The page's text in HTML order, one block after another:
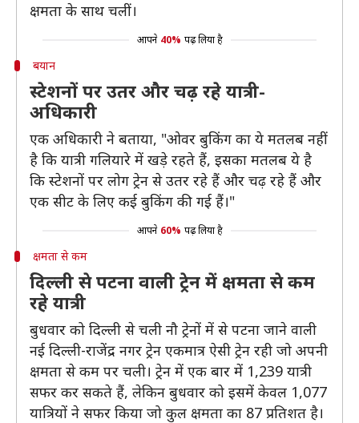
क्षमता के साथ चलीं।
आपने 40% पढ़ लिया है
बयान
स्टेशनों पर उतर और चढ़ रहे यात्री-
अधिकारी
एक अधिकारी ने बताया, "ओवर बुकिंग का ये मतलब नहीं
है कि यात्री गलियारे में खड़े रहते हैं, इसका मतलब ये है
कि स्टेशनों पर लोग ट्रेन से उतर रहे हैं और चढ़ रहे हैं और
एक सीट के लिए कई बुकिंग की गई हैं।"
आपने 60% पढ़ लिया है
क्षमता से कम
दिल्ली से पटना वाली ट्रेन में क्षमता से कम
रहे यात्री
बुधवार को दिल्ली से चली नौ ट्रेनों में से पटना जाने वाली
नई दिल्ली-राजेंद्र नगर ट्रेन एकमात्र ऐसी ट्रेन रही जो अपनी
क्षमता से कम पर चली। ट्रेन में एक बार में 1,239 यात्री
सफर कर सकते हैं, लेकिन बुधवार को इसमें केवल 1,077
यात्रियों ने सफर किया जो कुल क्षमता का 87 प्रतिशत है।